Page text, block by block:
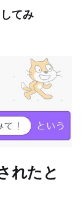
てみ
れたと